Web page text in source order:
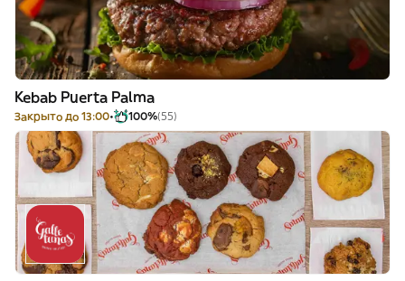
Kebab Puerta Palma
Закрыто до 13:00 100%(55)